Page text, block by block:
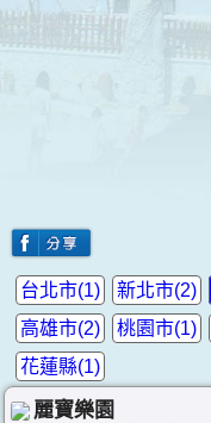
台北市(1) 新北市(2)
高雄市(2)
桃園市(1)
花蓮縣(1)
麗寶樂園